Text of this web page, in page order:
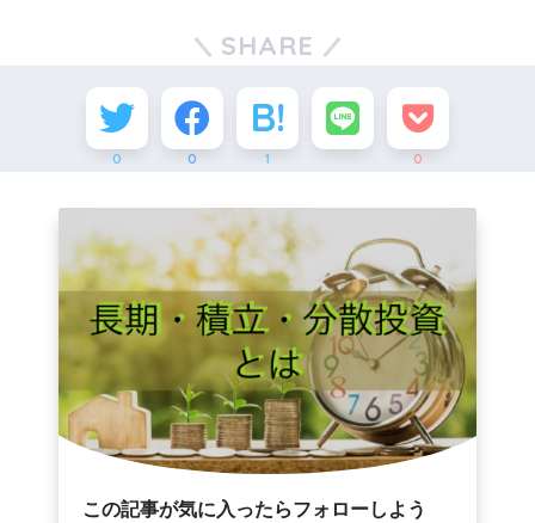
SHARE
0 0 1 0
この記事が気に入ったらフォローしよう